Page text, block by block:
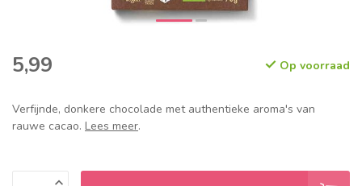
5,99 Op voorraad
Verfijnde, donkere chocolade met authentieke aroma's van
rauwe cacao. Lees meer.